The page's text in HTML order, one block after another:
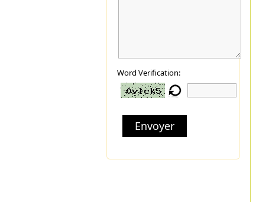
Word Verification:
Envoyer